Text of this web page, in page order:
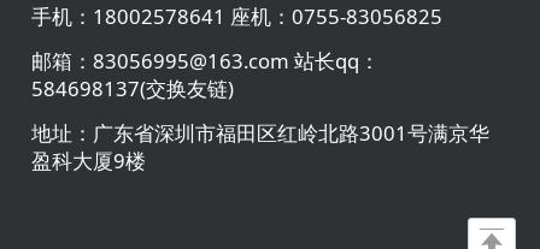
手机： 18002578641 座机：0755-83056825
邮箱：83056995@163.com 站长qq：
584698137(交换友链)
地址： 广东省深圳市福田区红岭北路3001号满京华
盈科大厦9楼